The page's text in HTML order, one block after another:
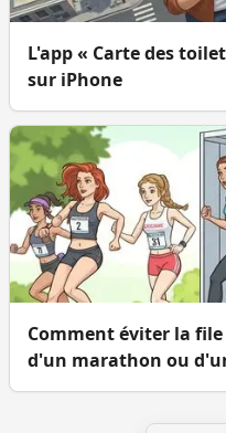
L'app « Carte des
sur iPhone
Comment éviter la
d'un marathon ou